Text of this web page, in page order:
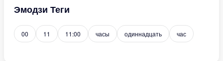
Эмодзи Теги
00 11 11:00 часы одиннадцать час